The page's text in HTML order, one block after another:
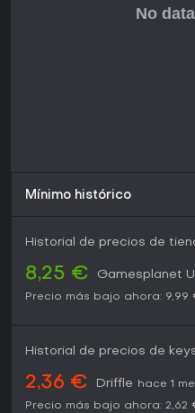
Mínimo histórico
Historial de precios de
8,25 € Gamesplanet
Precio más bajo ahora: 9,99
Historial de precios de
2,36 € Driffle
hace 1
Precio más bajo ahora: 2,62